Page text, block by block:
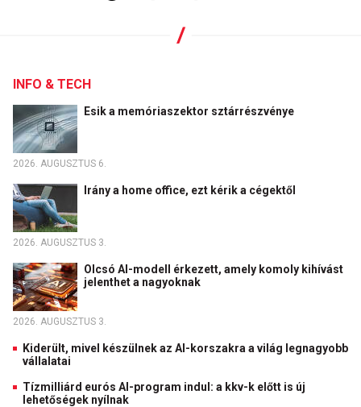
INFO & TECH
Esik a memóriaszektor sztárrészvénye
2026. AUGUSZTUS 6.
Irány a home office, ezt kérik a cégektől
2026. AUGUSZTUS 3.
Olcsó AI-modell érkezett, amely komoly kihívást
jelenthet a nagyoknak
2026. AUGUSZTUS 3.
Kiderült, mivel készülnek az AI-korszakra a világ legnagyobb
vállalatai
Tízmilliárd eurós AI-program indul: a kkv-k előtt is új
lehetőségek nyílnak